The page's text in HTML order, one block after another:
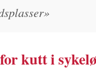
kutt i